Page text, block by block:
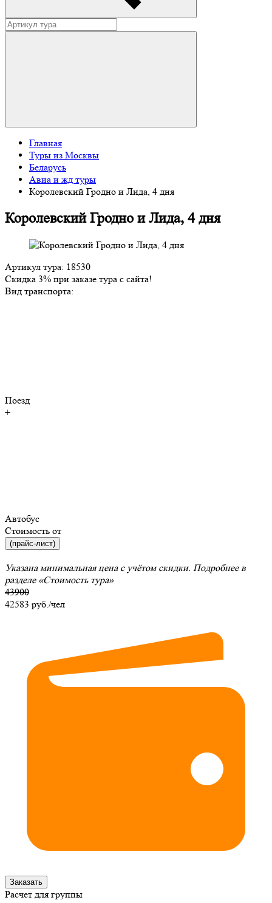
Главная
Туры из Москвы
Беларусь
Авиа и жд туры
Королевский Гродно и Лида, 4 дня
Королевский Гродно и Лида, 4 дня
Артикул тура: 18530
Скидка 3% при заказе тура с сайта!
Вид транспорта:
Поезд
+
Автобус
Стоимость от
(прайс-лист)
Указана минимальная цена с учётом скидки. Подробнее в
разделе «Стоимость тура»
43900
42583 руб./чел
Заказать
Расчет для группы